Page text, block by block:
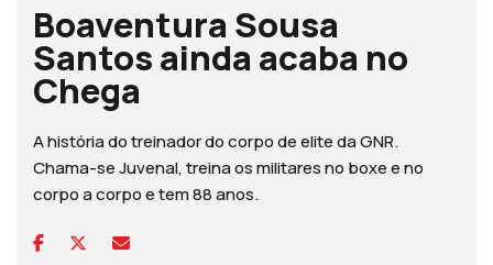
Boaventura Sousa
Santos ainda acaba no
Chega
A história do treinador do corpo de elite da GNR.
Chama-se Juvenal, treina os militares no boxe e no
corpo a corpo e tem 88 anos.